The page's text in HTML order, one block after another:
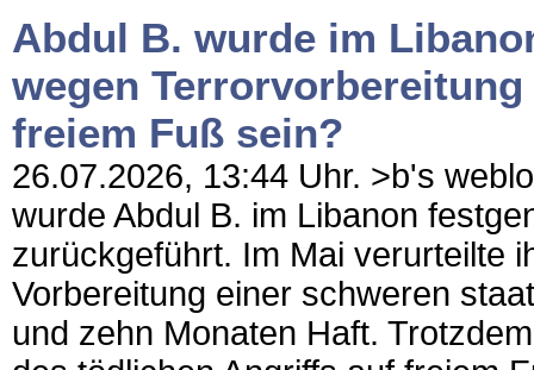
Abdul B. wurde im
wegen
freiem Fuß sein?
26.07.2026, 13:44 Uhr. >b's
wurde Abdul B. im Libanon
zurückgeführt. Im Mai verurteilte
Vorbereitung einer schweren
und zehn Monaten Haft.